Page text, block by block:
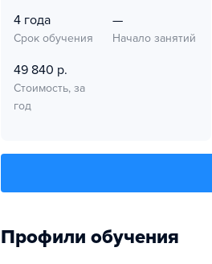
4 года
Срок обучения
—
Начало занятий
49 840 р.
Стоимость, за
год
Профили обучения